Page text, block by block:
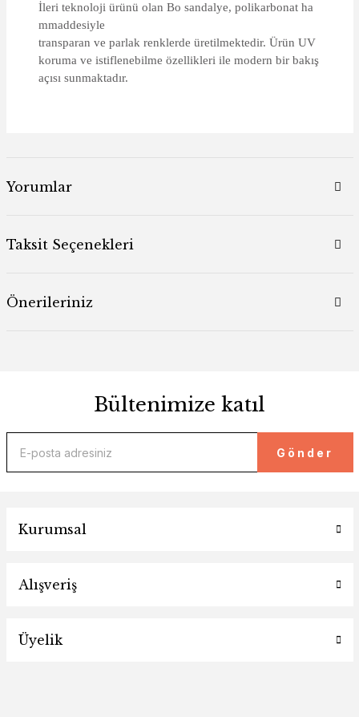
İleri teknoloji ürünü olan Bo sandalye, polikarbonat ha
mmaddesiyle
transparan ve parlak renklerde üretilmektedir. Ürün UV
koruma ve istiflenebilme özellikleri ile modern bir bakış
açısı sunmaktadır.
Yorumlar
Taksit Seçenekleri
Önerileriniz
Bültenimize katıl
Gönder
Kurumsal
Alışveriş
Üyelik